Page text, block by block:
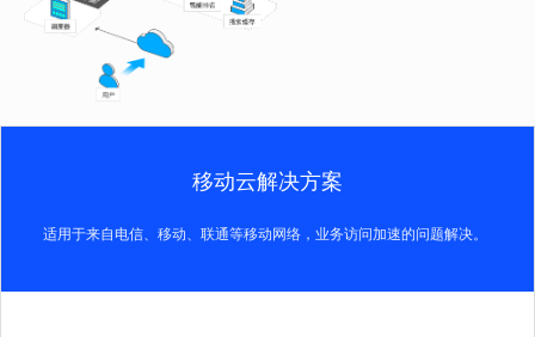
移动云解决方案
适用于来自电信、移动、联通等移动网络，业务访问加速的问题解决。